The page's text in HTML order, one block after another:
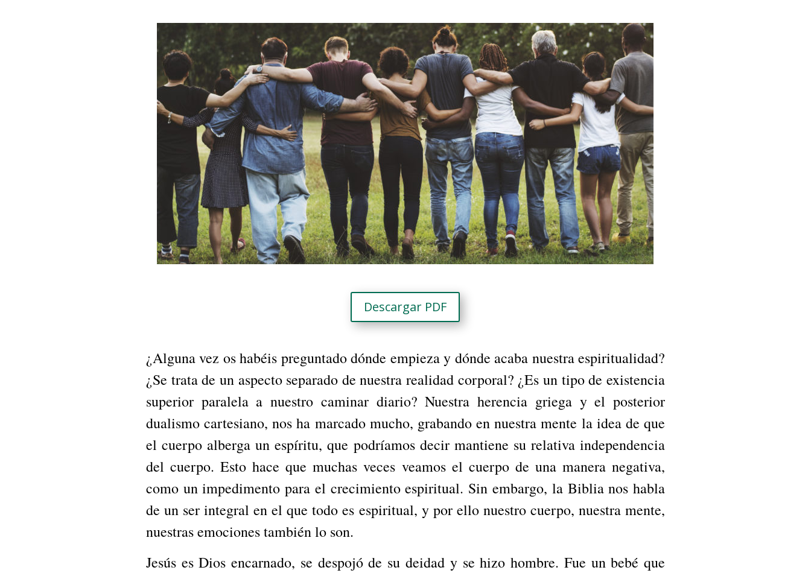
Descargar PDF
¿Alguna vez os habéis preguntado dónde empieza y dónde acaba nuestra espiritualidad?
¿Se trata de un aspecto separado de nuestra realidad corporal? ¿Es un tipo de existencia
superior paralela a nuestro caminar diario? Nuestra herencia griega y el posterior
dualismo cartesiano, nos ha marcado mucho, grabando en nuestra mente la idea de que
el cuerpo alberga un espíritu, que podríamos decir mantiene su relativa independencia
del cuerpo. Esto hace que muchas veces veamos el cuerpo de una manera negativa,
como un impedimento para el crecimiento espiritual. Sin embargo, la Biblia nos habla
de un ser integral en el que todo es espiritual, y por ello nuestro cuerpo, nuestra mente,
nuestras emociones también lo son.
Jesús es Dios encarnado, se despojó de su deidad y se hizo hombre. Fue un bebé que